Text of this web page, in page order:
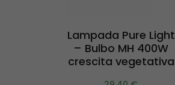
carrello
Lampada Pure Light
– Bulbo MH 400W
crescita vegetativa